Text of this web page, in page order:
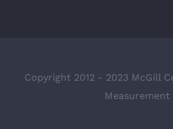
Copyright 2012 - 2023 McGill
Measurement